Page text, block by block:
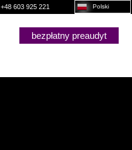
+48 603 925 221 Polski
bezpłatny preaudyt